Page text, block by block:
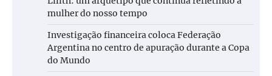
mulher do nosso tempo
Investigação financeira coloca Federação
Argentina no centro de apuração durante a Copa
do Mundo